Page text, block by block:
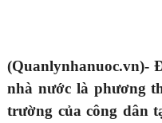
(Quanlynhanuoc.vn)-
nhà nước là phương
trường của công dân